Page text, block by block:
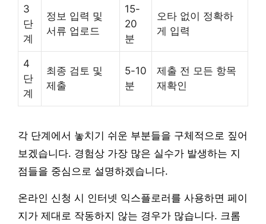
3
단
계
정보 입력 및
서류 업로드
15-
20
분
오타 없이 정확하
게 입력
4
단
계
최종 검토 및
제출
5-10
분
제출 전 모든 항목
재확인
각 단계에서 놓치기 쉬운 부분들을 구체적으로 짚어
보겠습니다. 경험상 가장 많은 실수가 발생하는 지
점들을 중심으로 설명하겠습니다.
온라인 신청 시 인터넷 익스플로러를 사용하면 페이
지가 제대로 작동하지 않는 경우가 많습니다. 크롬